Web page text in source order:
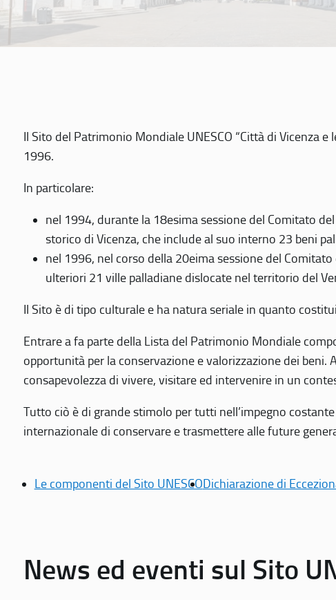
Il Sito del Patrimonio Mondiale UNESCO “Città di Vicenza
1996.
In particolare:
nel 1994, durante la 18esima sessione del Comitato
storico di Vicenza, che include al suo interno 23 beni
nel 1996, nel corso della 20eima sessione del
ulteriori 21 ville palladiane dislocate nel territorio del
Il Sito è di tipo culturale e ha natura seriale in quanto
Entrare a fa parte della Lista del Patrimonio Mondiale
opportunità per la conservazione e valorizzazione dei beni.
consapevolezza di vivere, visitare ed intervenire in un
Tutto ciò è di grande stimolo per tutti nell’impegno
internazionale di conservare e trasmettere alle future
Le componenti del Sito UNESCODichiarazione di
News ed eventi sul Sito